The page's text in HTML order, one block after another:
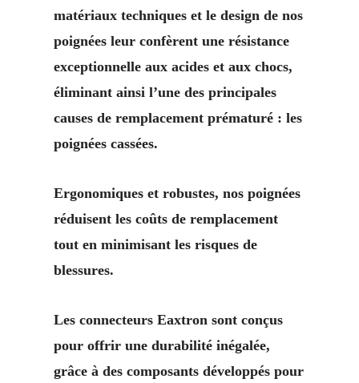
matériaux techniques et le design de nos
poignées leur confèrent une résistance
exceptionnelle aux acides et aux chocs,
éliminant ainsi l’une des principales
causes de remplacement prématuré : les
poignées cassées.
Ergonomiques et robustes, nos poignées
réduisent les coûts de remplacement
tout en minimisant les risques de
blessures.
Les connecteurs Eaxtron sont conçus
pour offrir une durabilité inégalée,
grâce à des composants développés pour